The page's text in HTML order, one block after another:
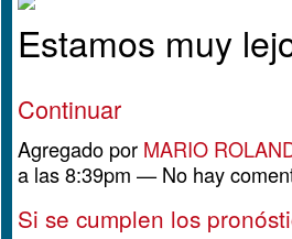
Estamos muy
Continuar
Agregado por MARIO
a las 8:39pm — No hay
Si se cumplen los